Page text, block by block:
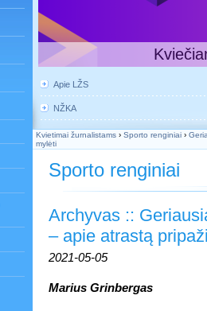
Apie LŽS
NŽKA
Kvietimai žurnalistams › Sporto renginiai ›
mylėti
Sporto renginiai
Archyvas ::
– apie atrastą
2021-05-05
Marius Grinbergas